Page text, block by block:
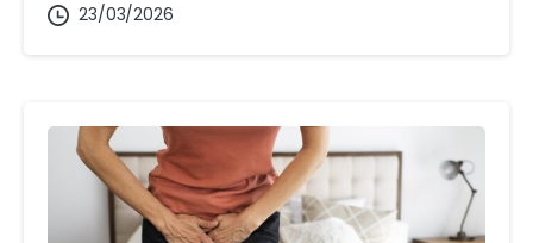
23/03/2026